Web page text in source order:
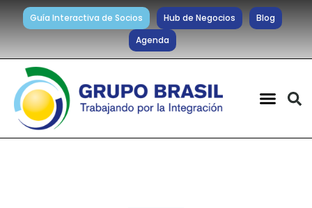
Guía Interactiva de Socios Hub de Negocios
Blog
Agenda